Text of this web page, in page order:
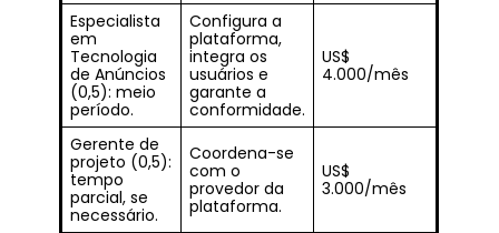
Especialista
em
Tecnologia
de Anúncios
(0,5): meio
período.
Configura a
plataforma,
integra os
usuários e
garante a
conformidade.
US$
4.000/mês
Gerente de
projeto (0,5):
tempo
parcial, se
necessário.
Coordena-se
com o
provedor da
plataforma.
US$
3.000/mês